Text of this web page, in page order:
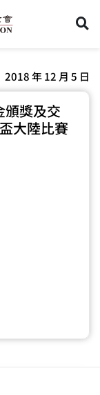
2018 年 12 月 5 日
頒獎及交
大陸比賽